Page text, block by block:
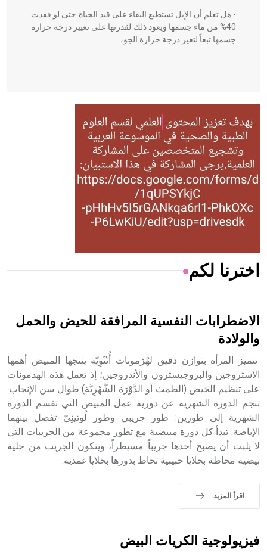
- هل تعلم أن الإبل تستطيع البقاء على قيد الحياة حتى لو فقدت
40% من ماء جسمها ويعود ذلك لقدرتها على تغيير درجة حرارة
جسمها تبعاً لتغير درجة حرارة الجو،
- هل تعلم أن أبقراط كتب في الطب أربعة مؤلفات هي:
الحكم، الأدلة، تنظيم التغذية، ورسالته في جروح الرأس. ويعود
له الفضل بأنه حرر الطب من الدين والفلسفة.
- هل تعلم أن المرجان إفراز حيواني يتكون في البحر ويتركب
من مادة كربونات الكلسيوم، وهو أحمر أو شديد الحمرة وهو
أجود أنواعه، ويمتاز بكبر الحجم ويسمى الش
هل تعلم أن الأبسيد كلمة فرنسية اللفظ تم اعتمادها مصطلحاً
- هل تعلم أن أبجر Abgar اسم معروف جيداً يعود إلى عدد من
الملوك الذين حكموا مدينة إديسا (الرها) من أبجر الأول وحتى
التاسع، وهم ينتسبون إلى أسرة أوسروين
- هل تعلم أن الأبجدية الكنعانية تتألف من /22/ علامة كتابية
حيث تقتصر القيمة الصوتية للعلامة الك
اخترنا لكم
الاضطرابات النفسية المرافقة للحيض والحمل
والولادة
تتميز المرأة بتوازن دقيق لهُرْمونات أُنْثَوِيّة ينتجها المبيض أهمها
الاستروجين والبروجيسترون والأندروجين؛ إذ تعمل هذه الهدمونات
على تنظيم الحَيض (الطمث أو الدَّوْرَة الشَّهْرِيَّة) طوال سن الإنجاب.
تنجم الدورة الشهرية عن دورية عمل المبيض التي تقسم الدورة
الشهرية إلى طورين: طور جريبي وطور لُوتينِيّ تفصل بينهما
الإباضة. تبدأ كل دورة مبيضية مع تطور مجموعة من الجريبات التي
لا يلبث أن يصبح أحدها جريباً مسيطراً، ويتكون الجريب من خلية
بيضية محاطة بخلايا حبيبية تحاط بدورها بخلايا غمدية.
اقرأ المزيد
فيزيولوجية الكريات البيض